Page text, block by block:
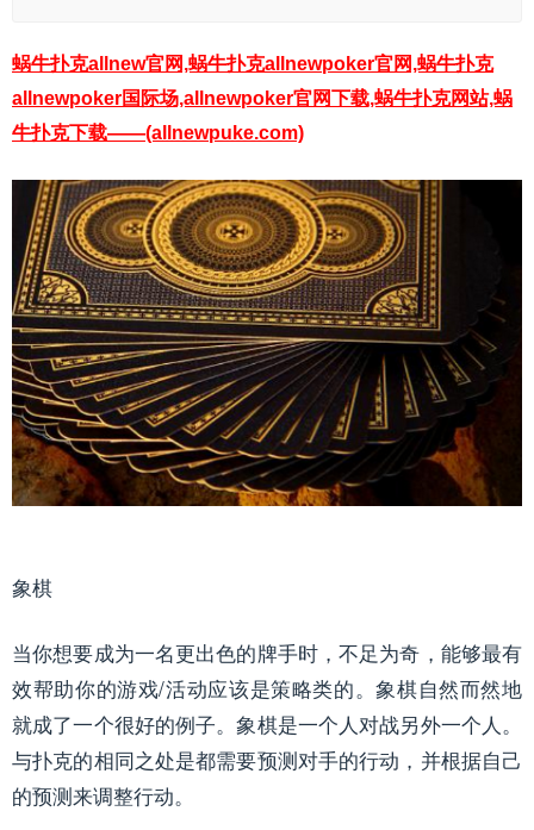
蜗牛扑克allnew官网,蜗牛扑克allnewpoker官网,蜗牛扑克
allnewpoker国际场,allnewpoker官网下载,蜗牛扑克网站,蜗
牛扑克下载——(allnewpuke.com)
象棋
当你想要成为一名更出色的牌手时，不足为奇，能够最有
效帮助你的游戏/活动应该是策略类的。象棋自然而然地
就成了一个很好的例子。象棋是一个人对战另外一个人。
与扑克的相同之处是都需要预测对手的行动，并根据自己
的预测来调整行动。